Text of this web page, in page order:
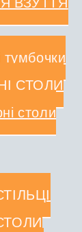
тумбочки
СТОЛИ
столи